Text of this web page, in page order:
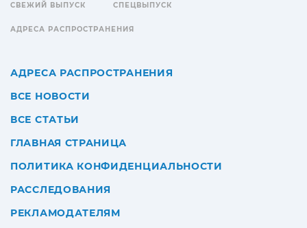
СВЕЖИЙ ВЫПУСК СПЕЦВЫПУСК
АДРЕСА РАСПРОСТРАНЕНИЯ
АДРЕСА РАСПРОСТРАНЕНИЯ
ВСЕ НОВОСТИ
ВСЕ СТАТЬИ
ГЛАВНАЯ СТРАНИЦА
ПОЛИТИКА КОНФИДЕНЦИАЛЬНОСТИ
РАССЛЕДОВАНИЯ
РЕКЛАМОДАТЕЛЯМ